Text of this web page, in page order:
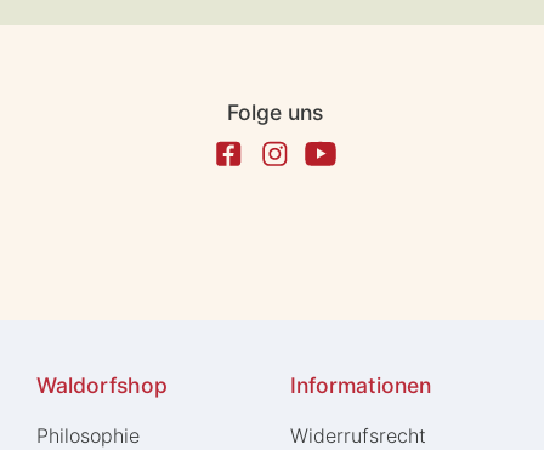
Folge uns
Waldorfshop
Philosophie
Informationen
Widerrufs­recht